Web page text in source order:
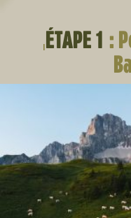
ÉTAPE 1 :